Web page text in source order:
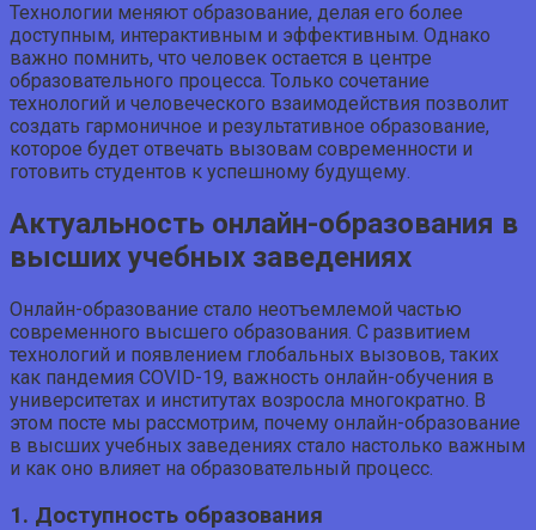
Технологии меняют образование, делая его более
доступным, интерактивным и эффективным. Однако
важно помнить, что человек остается в центре
образовательного процесса. Только сочетание
технологий и человеческого взаимодействия позволит
создать гармоничное и результативное образование,
которое будет отвечать вызовам современности и
готовить студентов к успешному будущему.
Актуальность онлайн-образования в
высших учебных заведениях
Онлайн-образование стало неотъемлемой частью
современного высшего образования. С развитием
технологий и появлением глобальных вызовов, таких
как пандемия COVID-19, важность онлайн-обучения в
университетах и институтах возросла многократно. В
этом посте мы рассмотрим, почему онлайн-образование
в высших учебных заведениях стало настолько важным
и как оно влияет на образовательный процесс.
1. Доступность образования